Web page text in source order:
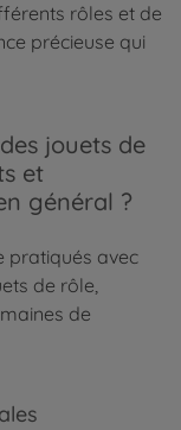
rôles et de
précieuse qui
jouets de
et
général ?
pratiqués avec
de rôle,
de